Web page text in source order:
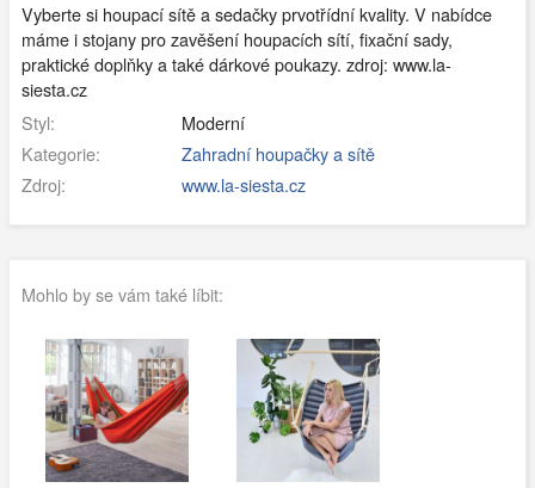
Vyberte si houpací sítě a sedačky prvotřídní kvality. V nabídce
máme i stojany pro zavěšení houpacích sítí, fixační sady,
praktické doplňky a také dárkové poukazy. zdroj: www.la-
siesta.cz
Styl:
Moderní
Kategorie:
Zahradní houpačky a sítě
Zdroj:
www.la-siesta.cz
Mohlo by se vám také líbit: